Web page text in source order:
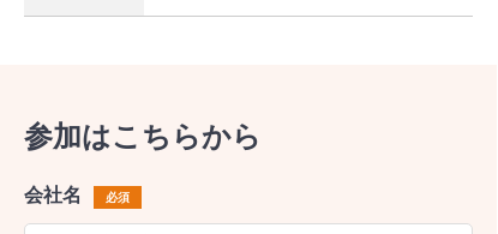
参加はこちらから
会社名 必須